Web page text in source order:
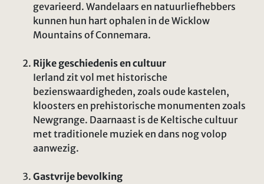
gevarieerd. Wandelaars en natuurliefhebbers
kunnen hun hart ophalen in de Wicklow
Mountains of Connemara.
Rijke geschiedenis en cultuur
Ierland zit vol met historische
bezienswaardigheden, zoals oude kastelen,
kloosters en prehistorische monumenten zoals
Newgrange. Daarnaast is de Keltische cultuur
met traditionele muziek en dans nog volop
aanwezig.
Gastvrije bevolking